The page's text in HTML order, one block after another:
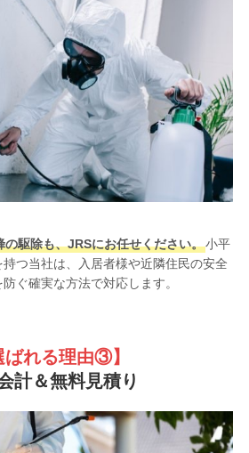
の駆除も、JRSにお任せください。小平
つ当社は、入居者様や近隣住民の安全
ぐ確実な方法で対応します。
ばれる理由③】
計＆無料見積り